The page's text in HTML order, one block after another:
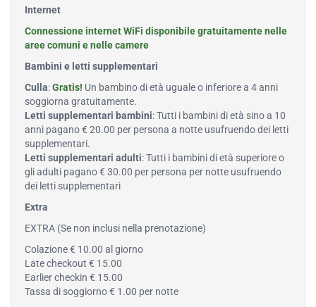
Internet
Connessione internet WiFi disponibile gratuitamente nelle
aree comuni e nelle camere
Bambini e letti supplementari
Culla:Gratis! Un bambino di età uguale o inferiore a 4 anni
soggiorna gratuitamente.
Letti supplementari bambini: Tutti i bambini di età sino a 10
anni pagano € 20.00 per persona a notte usufruendo dei letti
supplementari.
Letti supplementari adulti: Tutti i bambini di età superiore o
gli adulti pagano € 30.00 per persona per notte usufruendo
dei letti supplementari
Extra
EXTRA (Se non inclusi nella prenotazione)
Colazione € 10.00 al giorno
Late checkout € 15.00
Earlier checkin € 15.00
Tassa di soggiorno € 1.00 per notte